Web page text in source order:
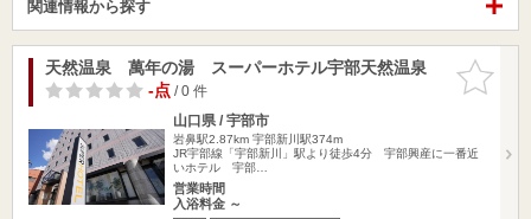
関連情報から探す
お気に入
りに追加
天然温泉 萬年の湯 スーパーホテル宇部天然温泉
-点/ 0 件
山口県 / 宇部市
岩鼻駅2.87km 宇部新川駅374m
JR宇部線「宇部新川」駅より徒歩4分 宇部興産に一番近
いホテル 宇部…
営業時間
入浴料金 ～